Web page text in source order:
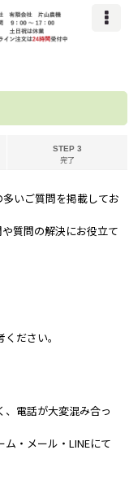
STEP 3
完了
いご質問を掲載してお
質問の解決にお役立て
ださい。
電話が大変混み合っ
・メール・LINEにて